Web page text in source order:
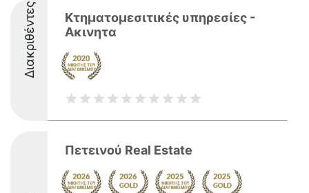
Διακριθέντες
Κτηματομεσιτικές υπηρεσίες -
Ακινητα
Πετεινού Real Estate